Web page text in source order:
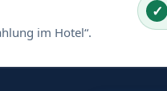
im Hotel“.
✓